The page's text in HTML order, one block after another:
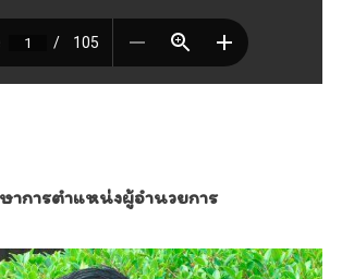
าการตำแหน่งผู้อำนวยการ